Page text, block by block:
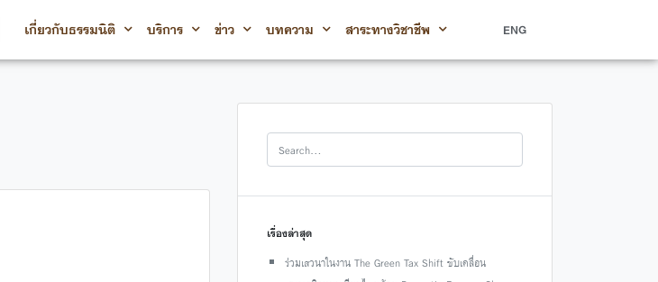
เกี่ยวกับธรรมนิติ บริการ ข่าว บทความ สาระทางวิชาชีพ ENG
เรื่องล่าสุด
ร่วมเสวนาในงาน The Green Tax Shift ขับเคลื่อน